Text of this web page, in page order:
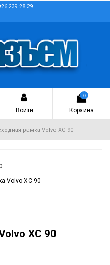
239 28 29
Войти
0
Корзина
рамка Volvo XC 90
XC 90